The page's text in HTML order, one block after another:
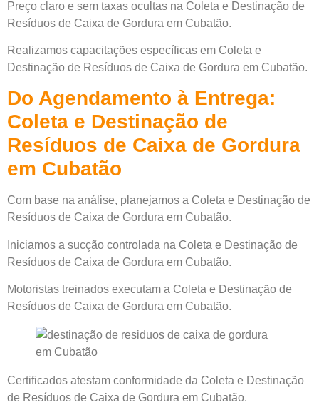
Preço claro e sem taxas ocultas na Coleta e Destinação de
Resíduos de Caixa de Gordura em Cubatão.
Realizamos capacitações específicas em Coleta e
Destinação de Resíduos de Caixa de Gordura em Cubatão.
Do Agendamento à Entrega:
Coleta e Destinação de
Resíduos de Caixa de Gordura
em Cubatão
Com base na análise, planejamos a Coleta e Destinação de
Resíduos de Caixa de Gordura em Cubatão.
Iniciamos a sucção controlada na Coleta e Destinação de
Resíduos de Caixa de Gordura em Cubatão.
Motoristas treinados executam a Coleta e Destinação de
Resíduos de Caixa de Gordura em Cubatão.
Certificados atestam conformidade da Coleta e Destinação
de Resíduos de Caixa de Gordura em Cubatão.